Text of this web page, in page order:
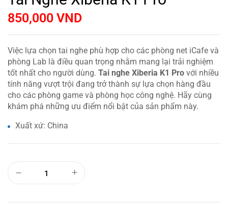
850,000 VND
Việc lựa chọn tai nghe phù hợp cho các phòng net iCafe và
phòng Lab là điều quan trọng nhằm mang lại trải nghiệm
tốt nhất cho người dùng. Tai nghe Xiberia K1 Pro với nhiều
tính năng vượt trội đang trở thành sự lựa chọn hàng đầu
cho các phòng game và phòng học công nghệ. Hãy cùng
khám phá những ưu điểm nổi bật của sản phẩm này.
Xuất xứ: China